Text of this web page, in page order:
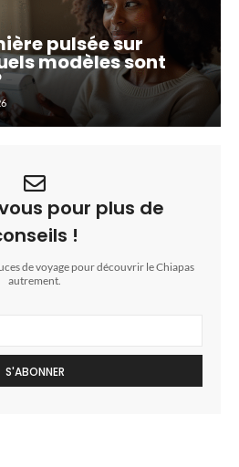
pulsée sur
modèles sont
pour plus de
!
de voyage pour découvrir le Chiapas
autrement.
S'ABONNER